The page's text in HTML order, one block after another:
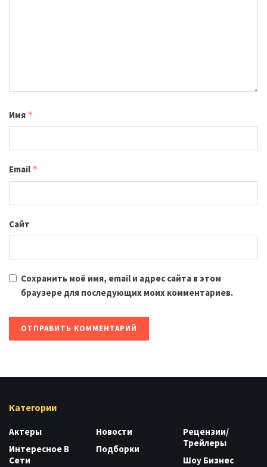
Имя *
Email *
Сайт
Сохранить моё имя, email и адрес сайта в этом
браузере для последующих моих комментариев.
Категории
Актеры
Интересное В
Сети
Новости
Подборки
Рецензии/
Трейлеры
Шоу Бизнес